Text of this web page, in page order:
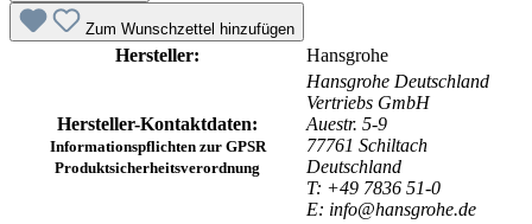
Zum Wunschzettel hinzufügen
Hersteller: Hansgrohe
Hersteller-Kontaktdaten:
Informationspflichten zur GPSR
Produktsicherheitsverordnung
Hansgrohe Deutschland
Vertriebs GmbH
Auestr. 5-9
77761 Schiltach
Deutschland
T: +49 7836 51-0
E: info@hansgrohe.de